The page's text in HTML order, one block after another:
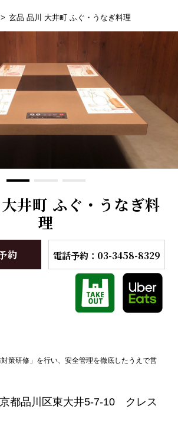
玄品 品川 大井町 ふぐ・うなぎ料理
井町 ふぐ・うなぎ料
理
約 電話予約：03-3458-8329
策研修」を行い、安全管理を徹底したうえで営
都品川区東大井5-7-10 クレス